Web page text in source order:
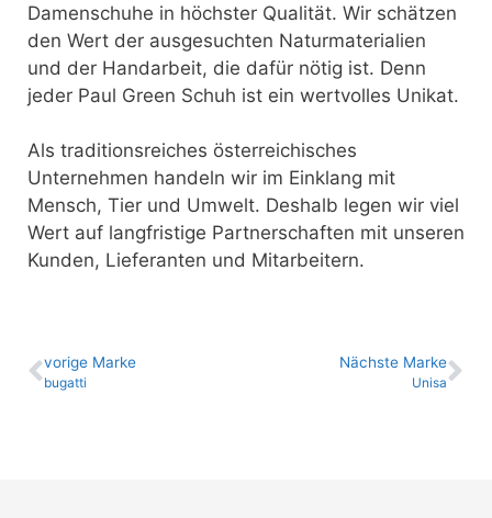
Damenschuhe in höchster Qualität. Wir schätzen
den Wert der ausgesuchten Naturmaterialien
und der Handarbeit, die dafür nötig ist. Denn
jeder Paul Green Schuh ist ein wertvolles Unikat.
Als traditionsreiches österreichisches
Unternehmen handeln wir im Einklang mit
Mensch, Tier und Umwelt. Deshalb legen wir viel
Wert auf langfristige Partnerschaften mit unseren
Kunden, Lieferanten und Mitarbeitern.
vo­ri­ge Marke
bugatti
Nächste Marke
Unisa